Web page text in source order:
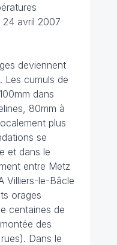
avril 2007
deviennent
Les cumuls de
dans
80mm à
plus
se
et dans le
entre Metz
Villiers-le-Bâcle
orages
centaines de
des
Dans le